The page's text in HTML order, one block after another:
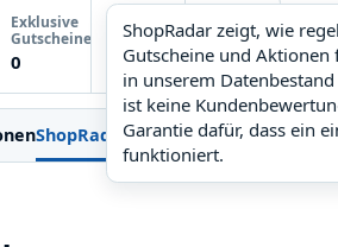
Exklusive
Gutscheine
0
ShopRadar
noch keine Daten
ShopRadar zeigt, wie
Gutscheine und Aktionen
in unserem
ist keine
Garantie dafür, dass ein
funktioniert.
Letzte
Gutscheinprüfung
Noch keine
Prüfung
ShopRadarWeitere Gutscheine